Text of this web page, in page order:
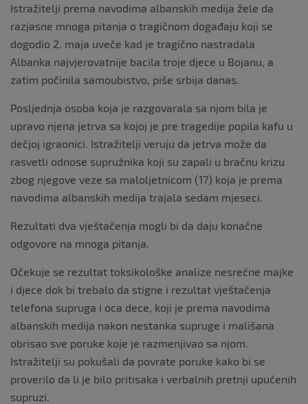
Istražitelji prema navodima albanskih medija žele da
razjasne mnoga pitanja o tragičnom događaju koji se
dogodio 2. maja uveče kad je tragično nastradala
Albanka najvjerovatnije bacila troje djece u Bojanu, a
zatim počinila samoubistvo, piše srbija danas.
Posljednja osoba koja je razgovarala sa njom bila je
upravo njena jetrva sa kojoj je pre tragedije popila kafu u
dečjoj igraonici. Istražitelji veruju da jetrva može da
rasvetli odnose supružnika koji su zapali u bračnu krizu
zbog njegove veze sa maloljetnicom (17) koja je prema
navodima albanskih medija trajala sedam mjeseci.
Rezultati dva vještačenja mogli bi da daju konačne
odgovore na mnoga pitanja.
Očekuje se rezultat toksikološke analize nesrećne majke
i djece dok bi trebalo da stigne i rezultat vještačenja
telefona supruga i oca dece, koji je prema navodima
albanskih medija nakon nestanka supruge i mališana
obrisao sve poruke koje je razmenjivao sa njom.
Istražitelji su pokušali da povrate poruke kako bi se
proverilo da li je bilo pritisaka i verbalnih pretnji upućenih
supruzi.